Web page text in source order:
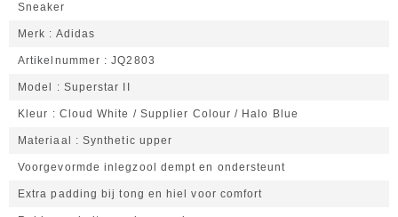
Sneaker
Merk Adidas
Artikelnummer JQ2803
Model Superstar II
Kleur Cloud White / Supplier Colour / Halo Blue
Materiaal Synthetic upper
Voorgevormde inlegzool dempt en ondersteunt
Extra padding bij tong en hiel voor comfort